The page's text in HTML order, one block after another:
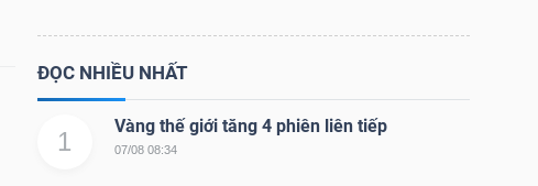
ĐỌC NHIỀU NHẤT
1
Vàng thế giới tăng 4 phiên liên tiếp
07/08 08:34